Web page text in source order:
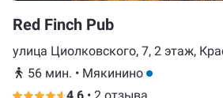
Red Finch Pub
улица Циолковского, 7, 2 этаж,
56 мин. • Мякинино